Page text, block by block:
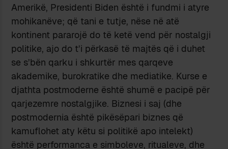
Amerikë, Presidenti Biden është i fundmi i atyre
mohikanëve; që tani e tutje, nëse në atë
kontinent pararojë do të ketë vend për nostalgji
politike, ajo do t’i përkasë të majtës që i duhet
se s’bën qarku i shkurtër mes qarqeve
akademike, burokratike dhe mediatike. Kurse e
djathta postmoderne është shumë e pacipë për
qarjezemre nostalgjike. Biznesi i saj (dhe
postmodernia është pikësëpari biznes që
kamuflohet aty këtu si politikë apo intelekt)
është performanca e simboleve, ritualeve, dhe